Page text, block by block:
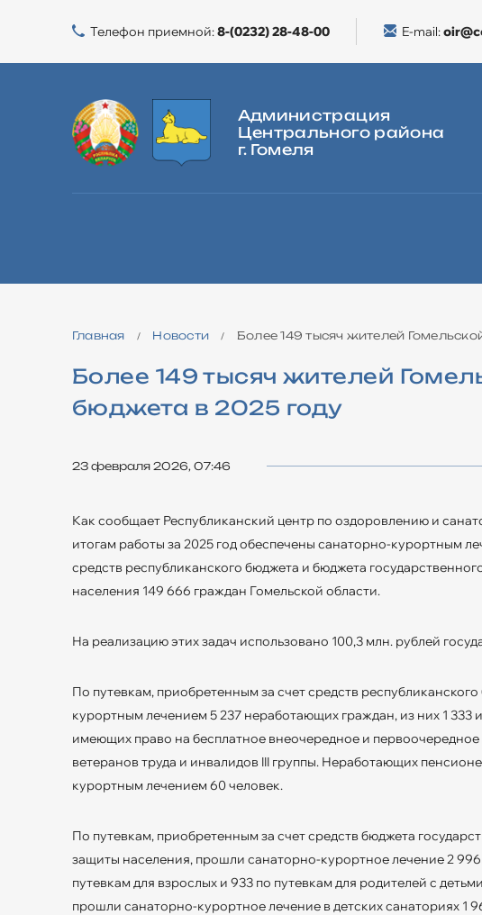
Телефон приемной:8-(0232) 28-48-00 E-mail:
Администрация
Центрального района
г. Гомеля
ЖИЛИЩНАЯ ПОЛИТИКА
Главная / Новости / Более 149 тысяч жителей
Более 149 тысяч жителей
бюджета в 2025 году
23 февраля 2026, 07:46
Как сообщает Республиканский центр по оздоровлению и
итогам работы за 2025 год обеспечены санаторно-курортным
средств республиканского бюджета и бюджета
населения 149 666 граждан Гомельской области.
На реализацию этих задач использовано 100,3 млн. рублей
По путевкам, приобретенным за счет средств
курортным лечением 5 237 неработающих граждан, из них 1 333
имеющих право на бесплатное внеочередное и
ветеранов труда и инвалидов III группы. Неработающих
курортным лечением 60 человек.
По путевкам, приобретенным за счет средств бюджета
защиты населения, прошли санаторно-курортное лечение 2
путевкам для взрослых и 933 по путевкам для родителей с
прошли санаторно-курортное лечение в детских санаториях 1